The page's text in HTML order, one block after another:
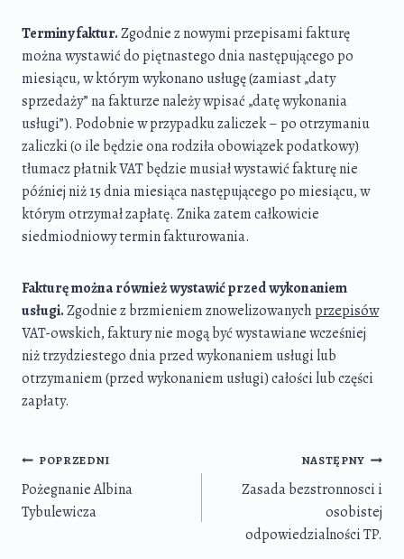
Terminy faktur.Zgodnie z nowymi przepisami fakturę
można wystawićdo piętnastego dnia następującego po
miesiącu, w którym wykonano usługę(zamiast „daty
sprzedaży” na fakturze należy wpisać „datę wykonania
usługi”). Podobnie w przypadku zaliczek – po otrzymaniu
zaliczki (o ile będzie ona rodziła obowiązek podatkowy)
tłumacz płatnik VAT będzie musiał wystawić fakturę nie
później niż 15 dnia miesiąca następującego po miesiącu, w
którym otrzymał zapłatę. Znika zatem całkowicie
siedmiodniowy termin fakturowania.
Fakturęmożna również wystawić przed wykonaniem
usługi.Zgodnie z brzmieniem znowelizowanychprzepisów
VAT-owskich, faktury nie mogą być wystawiane wcześniej
niż trzydziestego dnia przed wykonaniem usługi lub
otrzymaniem (przed wykonaniem usługi) całości lub części
zapłaty.
Nawigacja
wpisu
POPRZEDNI
Pożegnanie Albina
Tybulewicza
NASTĘPNY
Zasada bezstronnosci i
osobistej
odpowiedzialności TP.